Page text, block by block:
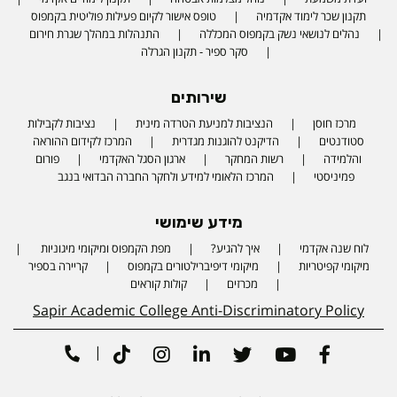
תקנון שכר לימוד אקדמיה
טופס אישור לקיום פעילות פוליטית בקמפוס
נהלים לנושאי נשק בקמפוס המכללה
התנהלות במהלך שגרת חירום
סקר ספיר - תקנון הגרלה
שירותים
מרכז חוסן הנציבות למניעת הטרדה מינית
נציבות לקבילות
סטודנטים
הדיקנט להוגנות מגדרית
המרכז לקידום ההוראה
והלמידה
רשות המחקר ארגון הסגל האקדמי
פורום
פמיניסטי
המרכז הלאומי למידע ולחקר החברה הבדואי בנגב
מידע שימושי
לוח שנה אקדמי איך להגיע?
מפת הקמפוס ומיקומי מיגוניות
מיקומי קפיטריות
מיקומי דיפיברילטורים בקמפוס
קריירה בספיר
מכרזים
קולות קוראים
Sapir Academic College Anti-Discriminatory Policy
Facebook
Youtube
Twitter
Linkedin
Instagram
Tiktok
|
Phone number